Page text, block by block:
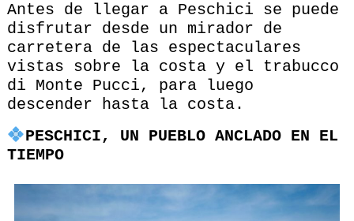
Antes de llegar a Peschici se puede
disfrutar desde un mirador de
carretera de las espectaculares
vistas sobre la costa y el trabucco
di Monte Pucci, para luego
descender hasta la costa.
PESCHICI, UN PUEBLO ANCLADO EN EL
TIEMPO